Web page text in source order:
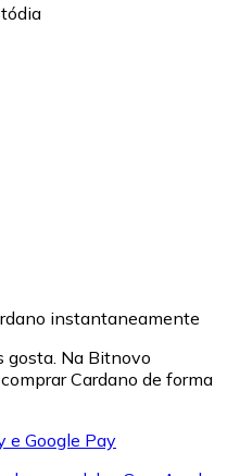
instantaneamente
gosta. Na Bitnovo
Cardano de forma
e Google Pay